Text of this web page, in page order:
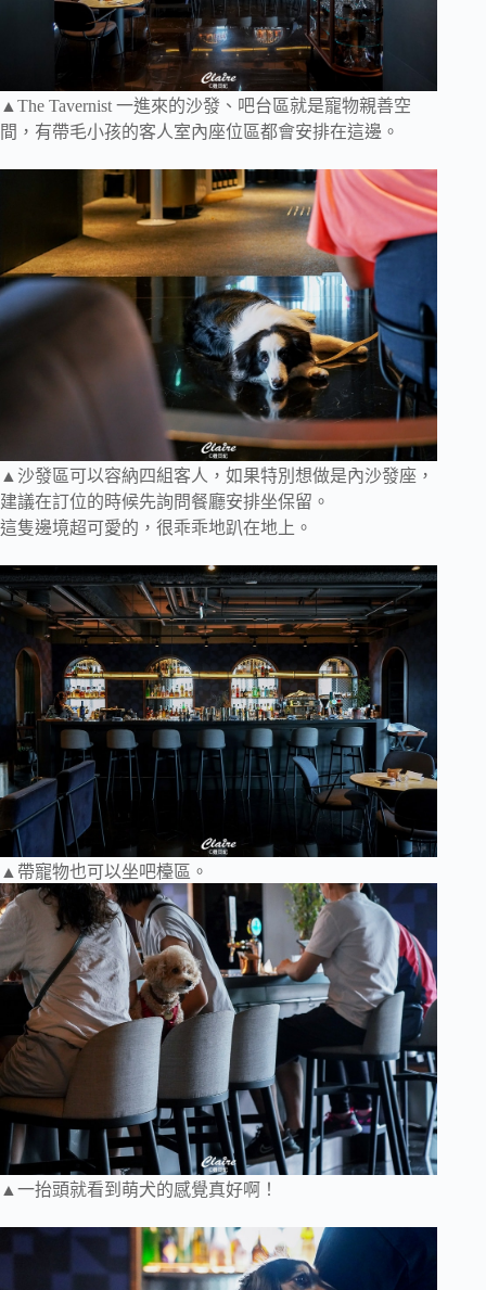
▲The Tavernist 一進來的沙發、吧台區就是寵物親善空
間，有帶毛小孩的客人室內座位區都會安排在這邊。
▲沙發區可以容納四組客人，如果特別想做是內沙發座，
建議在訂位的時候先詢問餐廳安排坐保留。
這隻邊境超可愛的，很乖乖地趴在地上。
▲帶寵物也可以坐吧檯區。
▲一抬頭就看到萌犬的感覺真好啊！